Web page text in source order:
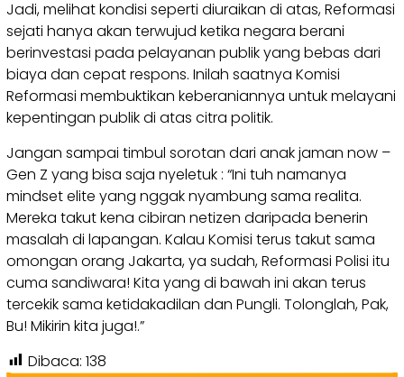
Jadi, melihat kondisi seperti diuraikan di atas, Reformasi
sejati hanya akan terwujud ketika negara berani
berinvestasi pada pelayanan publik yang bebas dari
biaya dan cepat respons. Inilah saatnya Komisi
Reformasi membuktikan keberaniannya untuk melayani
kepentingan publik di atas citra politik.
Jangan sampai timbul sorotan dari anak jaman now –
Gen Z yang bisa saja nyeletuk : “Ini tuh namanya
mindset elite yang nggak nyambung sama realita.
Mereka takut kena cibiran netizen daripada benerin
masalah di lapangan. Kalau Komisi terus takut sama
omongan orang Jakarta, ya sudah, Reformasi Polisi itu
cuma sandiwara! Kita yang di bawah ini akan terus
tercekik sama ketidakadilan dan Pungli. Tolonglah, Pak,
Bu! Mikirin kita juga!.”
Dibaca: 138